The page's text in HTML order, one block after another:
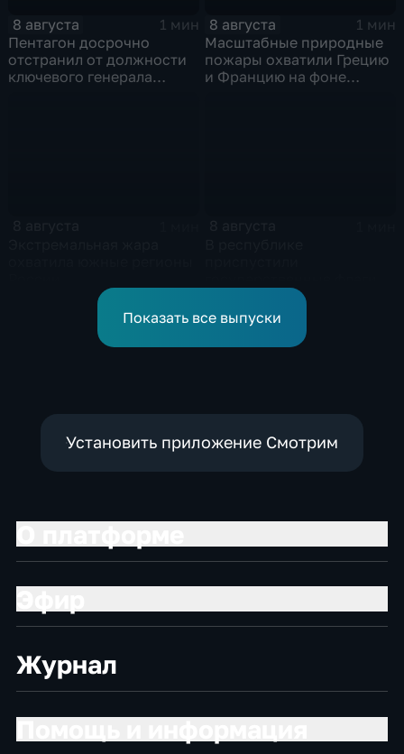
8 августа
1 мин
Пентагон досрочно
отстранил от должности
ключевого генерала
8 августа
1 мин
Масштабные природные
пожары охватили Грецию
и Францию на фоне
зажгли свечи в память о
жертвах обстрела
Цхинвала
Показать все выпуски
Установить приложение Смотрим
Журнал